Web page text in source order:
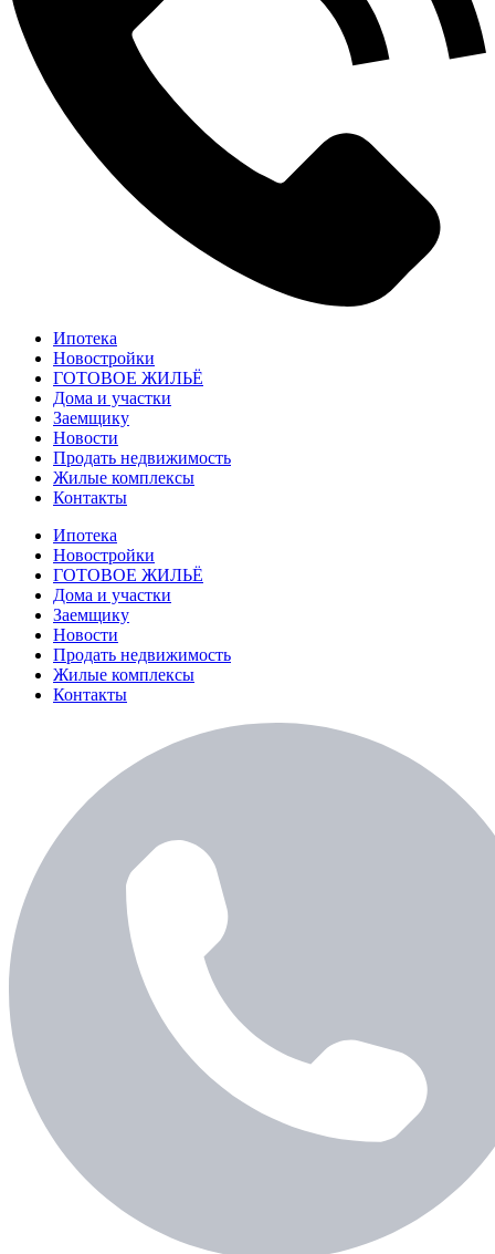
Ипотека
Новостройки
ГОТОВОЕ ЖИЛЬЁ
Дома и участки
Заемщику
Новости
Продать недвижимость
Жилые комплексы
Контакты
Ипотека
Новостройки
ГОТОВОЕ ЖИЛЬЁ
Дома и участки
Заемщику
Новости
Продать недвижимость
Жилые комплексы
Контакты